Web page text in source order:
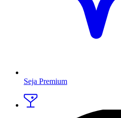
Seja Premium